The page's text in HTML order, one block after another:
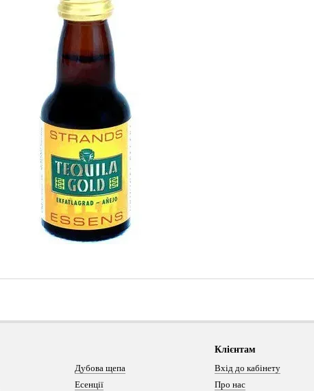
Дубова щепа
Есенції
Клієнтам
Вхід до кабінету
Про нас